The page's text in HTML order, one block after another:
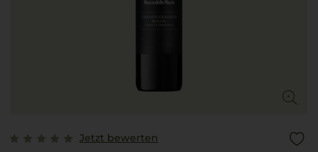
Jetzt bewerten